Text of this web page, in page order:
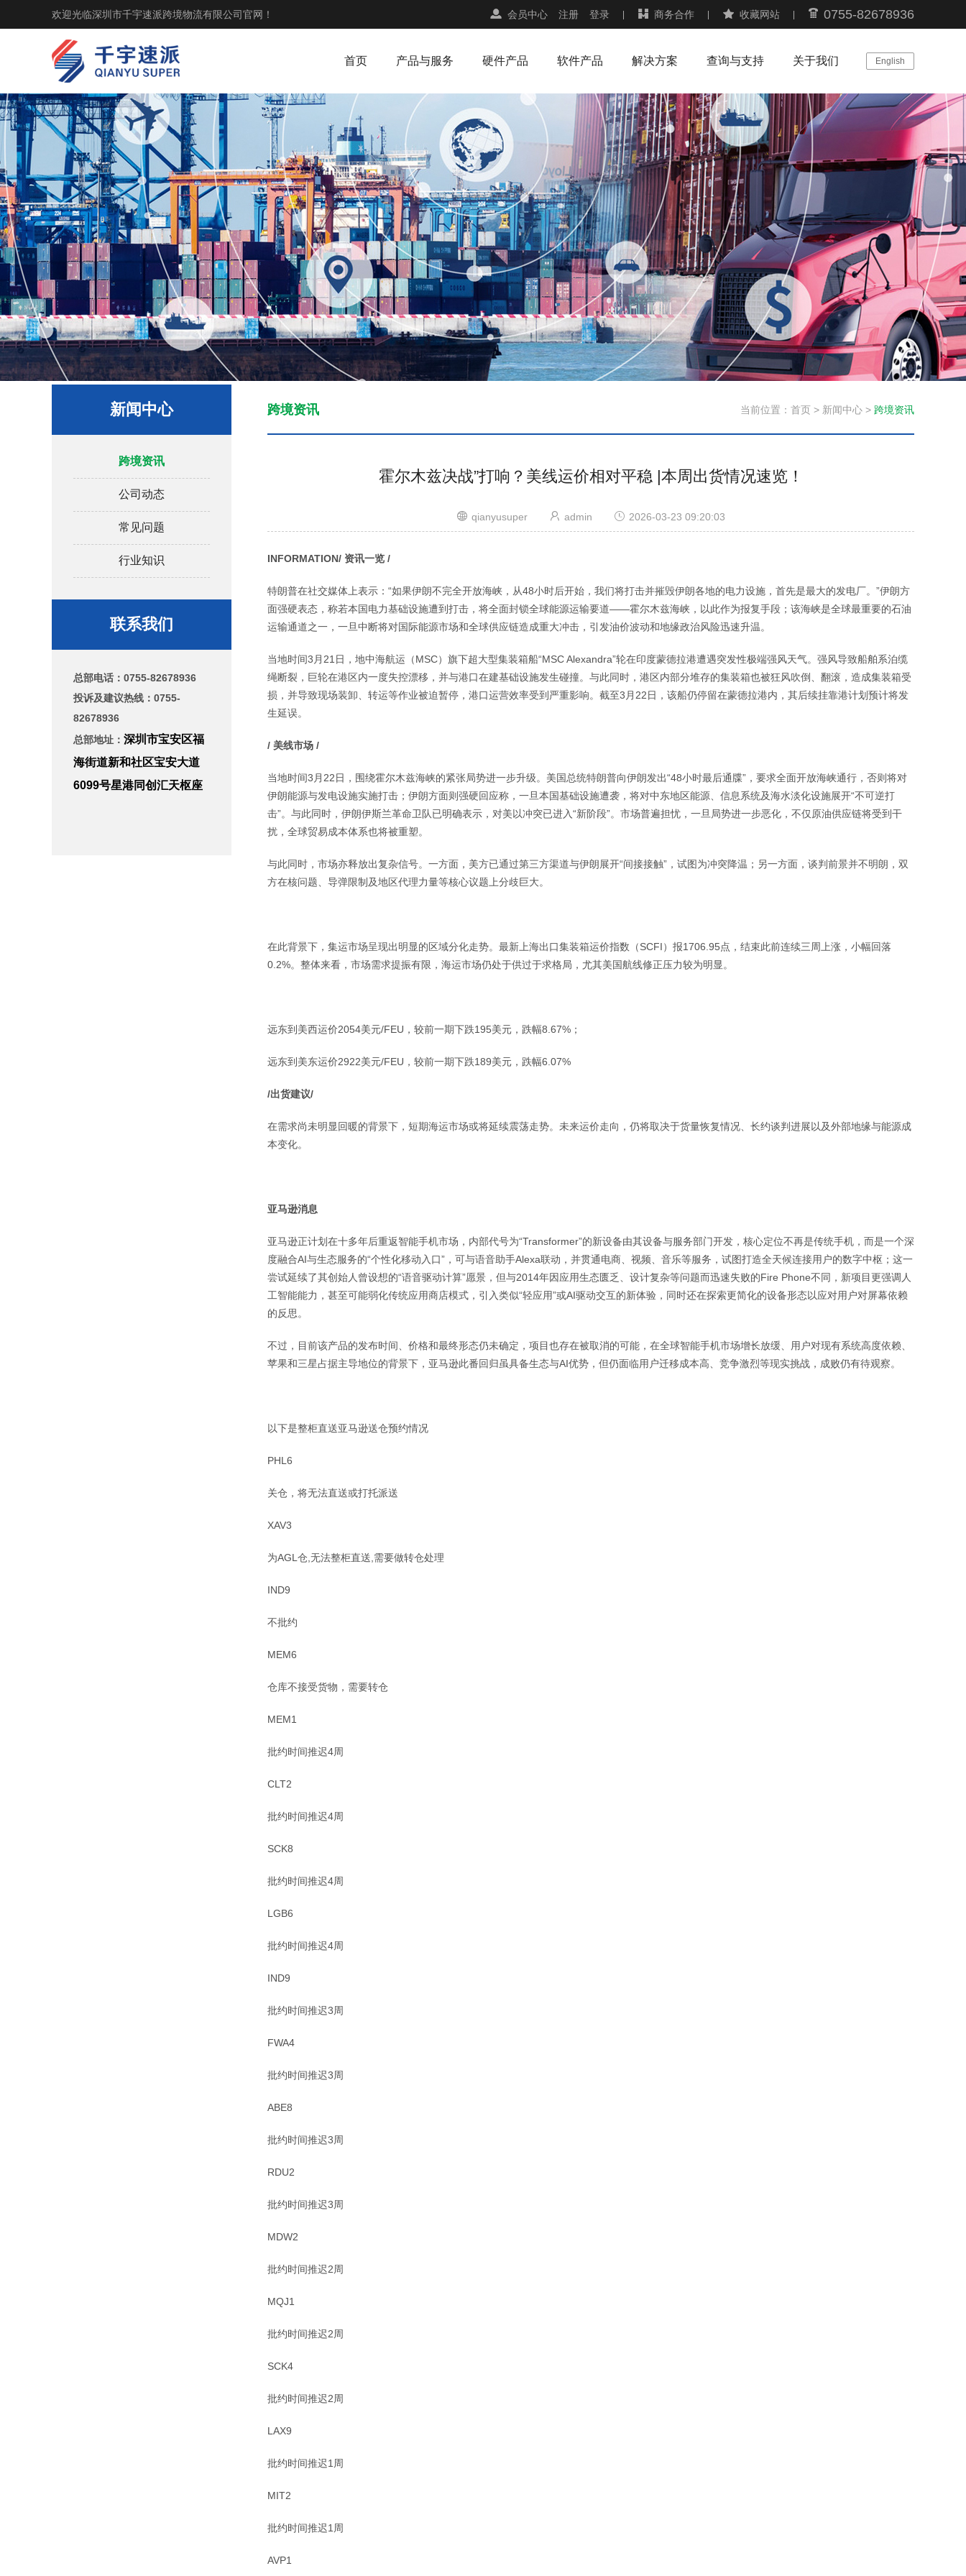
欢迎光临深圳市千宇速派跨境物流有限公司官网！ 会员中心 注册 登录 商务合作 收藏网站 0755-82678936
首页 产品与服务 硬件产品 软件产品 解决方案 查询与支持 关于我们 English
新闻中心
跨境资讯
公司动态
常见问题
行业知识
联系我们
总部电话： 0755-82678936
投诉及建议热线：0755-
82678936
总部地址： 深圳市宝安区福
海街道新和社区宝安大道
6099号星港同创汇天枢座
跨境资讯 当前位置： 首页 > 新闻中心 > 跨境资讯
霍尔木兹决战”打响？美线运价相对平稳 |本周出货情况速览！
qianyusuper admin 2026-03-23 09:20:03
INFORMATION/ 资讯一览 /
特朗普在社交媒体上表示：“如果伊朗不完全开放海峡，从48小时后开始，我们将打击并摧毁伊朗各地的电力设施，首先是最大的发电厂。”伊朗方
面强硬表态，称若本国电力基础设施遭到打击，将全面封锁全球能源运输要道——霍尔木兹海峡，以此作为报复手段；该海峡是全球最重要的石油
运输通道之一，一旦中断将对国际能源市场和全球供应链造成重大冲击，引发油价波动和地缘政治风险迅速升温。
当地时间3月21日，地中海航运（MSC）旗下超大型集装箱船“MSC Alexandra”轮在印度蒙德拉港遭遇突发性极端强风天气。强风导致船舶系泊缆
绳断裂，巨轮在港区内一度失控漂移，并与港口在建基础设施发生碰撞。与此同时，港区内部分堆存的集装箱也被狂风吹倒、翻滚，造成集装箱受
损，并导致现场装卸、转运等作业被迫暂停，港口运营效率受到严重影响。截至3月22日，该船仍停留在蒙德拉港内，其后续挂靠港计划预计将发
生延误。
/ 美线市场 /
当地时间3月22日，围绕霍尔木兹海峡的紧张局势进一步升级。美国总统特朗普向伊朗发出“48小时最后通牒”，要求全面开放海峡通行，否则将对
伊朗能源与发电设施实施打击；伊朗方面则强硬回应称，一旦本国基础设施遭袭，将对中东地区能源、信息系统及海水淡化设施展开“不可逆打
击”。与此同时，伊朗伊斯兰革命卫队已明确表示，对美以冲突已进入“新阶段”。市场普遍担忧，一旦局势进一步恶化，不仅原油供应链将受到干
扰，全球贸易成本体系也将被重塑。
与此同时，市场亦释放出复杂信号。一方面，美方已通过第三方渠道与伊朗展开“间接接触”，试图为冲突降温；另一方面，谈判前景并不明朗，双
方在核问题、导弹限制及地区代理力量等核心议题上分歧巨大。
在此背景下，集运市场呈现出明显的区域分化走势。最新上海出口集装箱运价指数（SCFI）报1706.95点，结束此前连续三周上涨，小幅回落
0.2%。整体来看，市场需求提振有限，海运市场仍处于供过于求格局，尤其美国航线修正压力较为明显。
远东到美西运价2054美元/FEU，较前一期下跌195美元，跌幅8.67%；
远东到美东运价2922美元/FEU，较前一期下跌189美元，跌幅6.07%
/出货建议/
在需求尚未明显回暖的背景下，短期海运市场或将延续震荡走势。未来运价走向，仍将取决于货量恢复情况、长约谈判进展以及外部地缘与能源成
本变化。
亚马逊消息
亚马逊正计划在十多年后重返智能手机市场，内部代号为“Transformer”的新设备由其设备与服务部门开发，核心定位不再是传统手机，而是一个深
度融合AI与生态服务的“个性化移动入口”，可与语音助手Alexa联动，并贯通电商、视频、音乐等服务，试图打造全天候连接用户的数字中枢；这一
尝试延续了其创始人曾设想的“语音驱动计算”愿景，但与2014年因应用生态匮乏、设计复杂等问题而迅速失败的Fire Phone不同，新项目更强调人
工智能能力，甚至可能弱化传统应用商店模式，引入类似“轻应用”或AI驱动交互的新体验，同时还在探索更简化的设备形态以应对用户对屏幕依赖
的反思。
不过，目前该产品的发布时间、价格和最终形态仍未确定，项目也存在被取消的可能，在全球智能手机市场增长放缓、用户对现有系统高度依赖、
苹果和三星占据主导地位的背景下，亚马逊此番回归虽具备生态与AI优势，但仍面临用户迁移成本高、竞争激烈等现实挑战，成败仍有待观察。
以下是整柜直送亚马逊送仓预约情况
PHL6
关仓，将无法直送或打托派送
XAV3
为AGL仓,无法整柜直送,需要做转仓处理
IND9
不批约
MEM6
仓库不接受货物，需要转仓
MEM1
批约时间推迟4周
CLT2
批约时间推迟4周
SCK8
批约时间推迟4周
LGB6
批约时间推迟4周
IND9
批约时间推迟3周
FWA4
批约时间推迟3周
ABE8
批约时间推迟3周
RDU2
批约时间推迟3周
MDW2
批约时间推迟2周
MQJ1
批约时间推迟2周
SCK4
批约时间推迟2周
LAX9
批约时间推迟1周
MIT2
批约时间推迟1周
AVP1